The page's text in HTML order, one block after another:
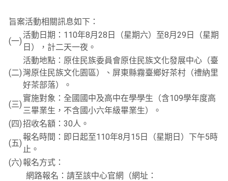
旨案活動相關訊息如下：
(一)
活動日期：110年8月28日（星期六）至8月29日（星期
日），計二天一夜。
(二)
活動地點：原住民族委員會原住民族文化發展中心（臺
灣原住民族文化園區）、屏東縣霧臺鄉好茶村（禮納里
好茶部落）。
(三)
實施對象：全國國中及高中在學學生（含109學年度高
三畢業生，不含國小六年級畢業生）。
(四)招收名額：30人。
(五)
報名時間：即日起至110年8月15日（星期日）下午5時
止。
(六)報名方式：
網路報名：請至該中心官網（網址：